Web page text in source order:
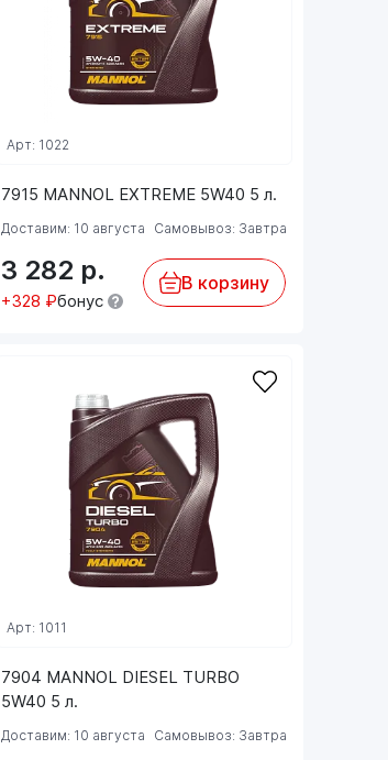
7915 MANNOL EXTREME 5W40 5 л.
Арт: 1022
Доставим: 10 августа Самовывоз: Завтра
3 282 р.
+328 ₽бонус
В корзину
7904 MANNOL DIESEL TURBO
5W40 5 л.
Арт: 1011
Доставим: 10 августа Самовывоз: Завтра